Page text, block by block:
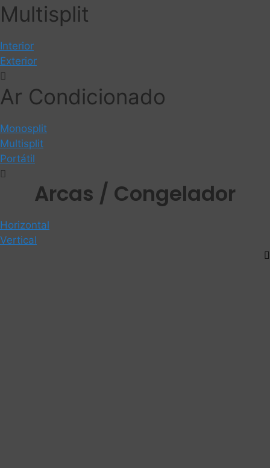
Multisplit
Interior
Exterior
Ar Condicionado
Monosplit
Multisplit
Portátil
Arcas / Congelador
Horizontal
Vertical